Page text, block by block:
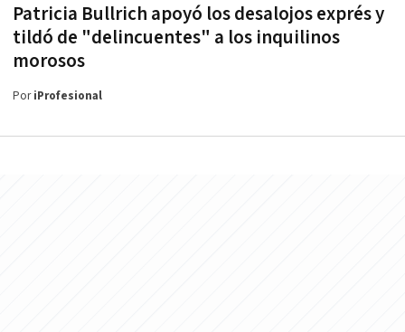
Patricia Bullrich apoyó los desalojos exprés y
tildó de "delincuentes" a los inquilinos
morosos
PoriProfesional